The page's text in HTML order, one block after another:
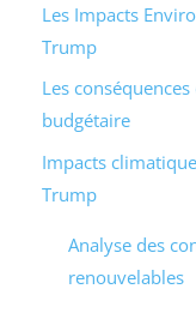
Les Impacts
Trump
Les
budgétaire
Impacts
Trump
Analyse des
renouvelables